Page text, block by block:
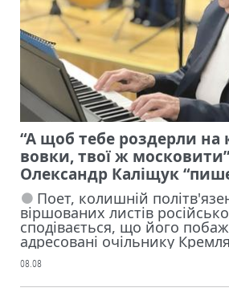
“А щоб тебе роздерли на
вовки, твої ж
Олександр Каліщук
Поет, колишній
віршованих листів
сподівається, що його
адресовані очільнику
08.08